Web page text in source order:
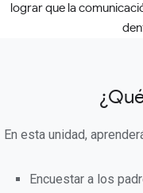
lograr que la
En esta unidad,
Encuestar a los